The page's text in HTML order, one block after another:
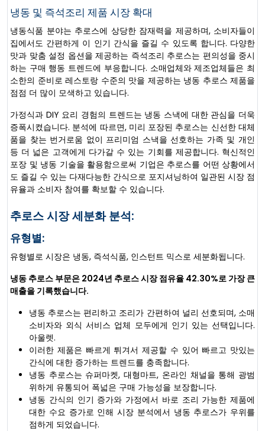
냉동 및 즉석조리 제품 시장 확대
냉동식품 분야는 추로스에 상당한 잠재력을 제공하며, 소비자들이
집에서도 간편하게 이 인기 간식을 즐길 수 있도록 합니다. 다양한
맛과 맞춤 설정 옵션을 제공하는 즉석조리 추로스는 편의성을 중시
하는 구매 행동 트렌드에 부응합니다. 소매업체와 제조업체들은 최
소한의 준비로 레스토랑 수준의 맛을 제공하는 냉동 추로스 제품을
점점 더 많이 모색하고 있습니다.
가정식과 DIY 요리 경험의 트렌드는 냉동 스낵에 대한 관심을 더욱
증폭시켰습니다. 분석에 따르면, 미리 포장된 추로스는 신선한 대체
품을 찾는 번거로움 없이 프리미엄 스낵을 선호하는 가족 및 개인
등 더 넓은 고객에게 다가갈 수 있는 기회를 제공합니다. 혁신적인
포장 및 냉동 기술을 활용함으로써 기업은 추로스를 어떤 상황에서
도 즐길 수 있는 다재다능한 간식으로 포지셔닝하여 일관된 시장 점
유율과 소비자 참여를 확보할 수 있습니다.
추로스 시장 세분화 분석:
유형별:
유형별로 시장은 냉동, 즉석식품, 인스턴트 믹스로 세분화됩니다.
냉동 추로스 부문은 2024년 추로스 시장 점유율 42.30%로 가장 큰
매출을 기록했습니다.
냉동 추로스는 편리하고 조리가 간편하여 널리 선호되며, 소매
소비자와 외식 서비스 업체 모두에게 인기 있는 선택입니다.
아울렛.
이러한 제품은 빠르게 튀겨서 제공할 수 있어 빠르고 맛있는
간식에 대한 증가하는 트렌드를 충족합니다.
냉동 추로스는 슈퍼마켓, 대형마트, 온라인 채널을 통해 광범
위하게 유통되어 폭넓은 구매 가능성을 보장합니다.
냉동 간식의 인기 증가와 가정에서 바로 조리 가능한 제품에
대한 수요 증가로 인해 시장 분석에서 냉동 추로스가 우위를
점하게 되었습니다.